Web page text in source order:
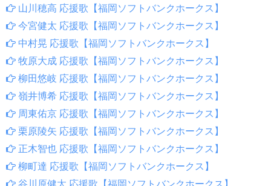
山川穂高 応援歌【福岡ソフトバンクホークス】
今宮健太 応援歌【福岡ソフトバンクホークス】
中村晃 応援歌【福岡ソフトバンクホークス】
牧原大成 応援歌【福岡ソフトバンクホークス】
柳田悠岐 応援歌【福岡ソフトバンクホークス】
嶺井博希 応援歌【福岡ソフトバンクホークス】
周東佑京 応援歌【福岡ソフトバンクホークス】
栗原陵矢 応援歌【福岡ソフトバンクホークス】
正木智也 応援歌【福岡ソフトバンクホークス】
柳町達 応援歌【福岡ソフトバンクホークス】